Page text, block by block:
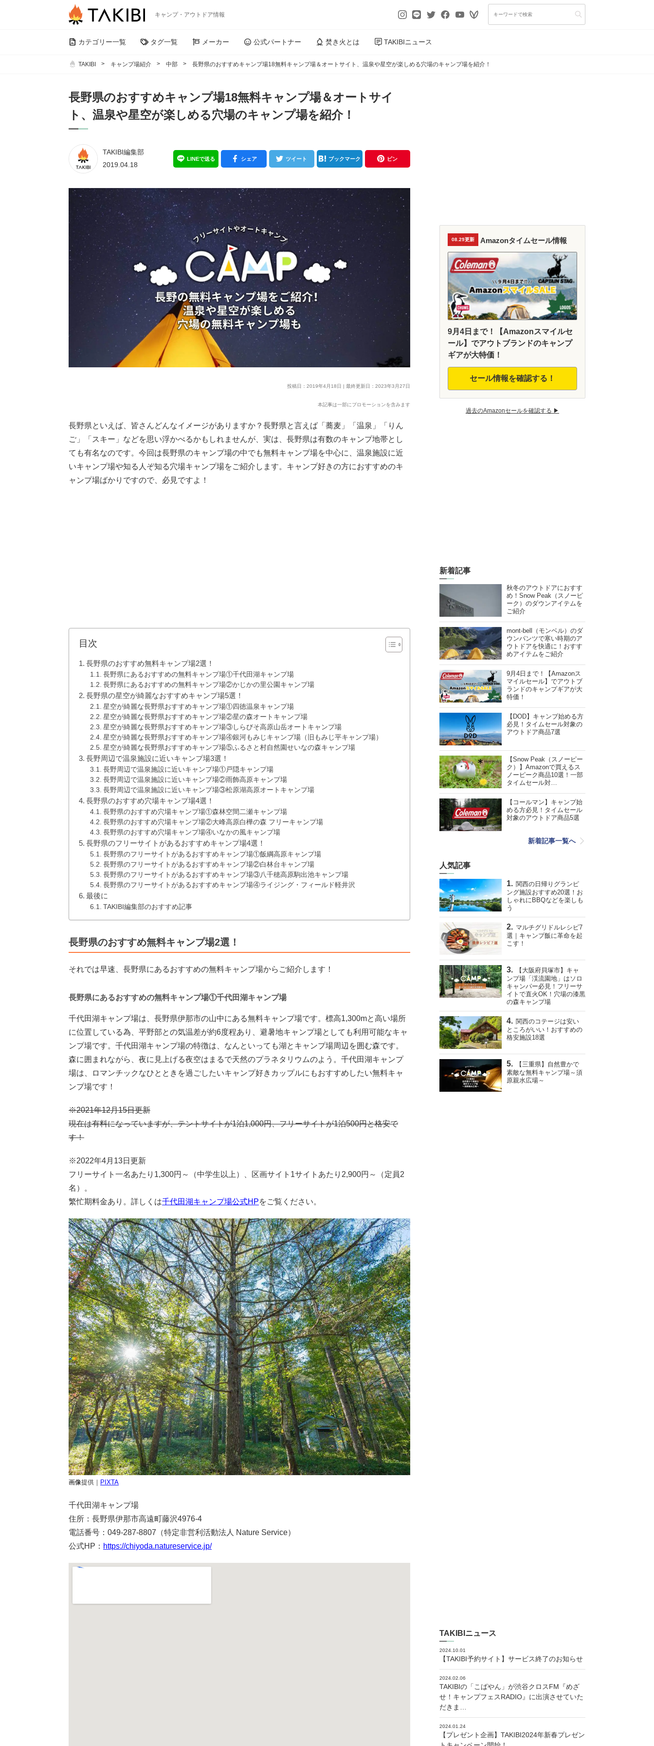
キャンプ・アウトドア情報
カテゴリー一覧 タグ一覧 メーカー 公式パートナー 焚き火とは TAKIBIニュース
TAKIBI キャンプ場紹介 中部 長野県のおすすめキャンプ場18無料キャンプ場＆オートサイト、温泉や星空が楽しめる穴場のキャンプ場を紹介！
長野県のおすすめキャンプ場18無料キャンプ場＆オートサイ
ト、温泉や星空が楽しめる穴場のキャンプ場を紹介！
TAKIBI編集部
2019.04.18
LINEで送る シェア ツイート ブックマーク ピン
投稿日：2019年4月18日 | 最終更新日：2023年3月27日
本記事は一部にプロモーションを含みます
長野県といえば、皆さんどんなイメージがありますか？長野県と言えば「蕎麦」「温泉」「りん
ご」「スキー」などを思い浮かべるかもしれませんが、実は、長野県は有数のキャンプ地帯とし
ても有名なのです。今回は長野県のキャンプ場の中でも無料キャンプ場を中心に、温泉施設に近
いキャンプ場や知る人ぞ知る穴場キャンプ場をご紹介します。キャンプ好きの方におすすめのキ
ャンプ場ばかりですので、必見ですよ！
目次
長野県のおすすめ無料キャンプ場2選！
長野県にあるおすすめの無料キャンプ場①千代田湖キャンプ場
長野県にあるおすすめの無料キャンプ場②かじかの里公園キャンプ場
長野県の星空が綺麗なおすすめキャンプ場5選！
星空が綺麗な長野県おすすめキャンプ場①四徳温泉キャンプ場
星空が綺麗な長野県おすすめキャンプ場②星の森オートキャンプ場
星空が綺麗な長野県おすすめキャンプ場③しらびそ高原山岳オートキャンプ場
星空が綺麗な長野県おすすめキャンプ場④銀河もみじキャンプ場（旧もみじ平キャンプ場）
星空が綺麗な長野県おすすめキャンプ場⑤ふるさと村自然園せいなの森キャンプ場
長野周辺で温泉施設に近いキャンプ場3選！
長野周辺で温泉施設に近いキャンプ場①戸隠キャンプ場
長野周辺で温泉施設に近いキャンプ場②雨飾高原キャンプ場
長野周辺で温泉施設に近いキャンプ場③松原湖高原オートキャンプ場
長野県のおすすめ穴場キャンプ場4選！
長野県のおすすめ穴場キャンプ場①森林空間二瀬キャンプ場
長野県のおすすめ穴場キャンプ場②大峰高原白樺の森 フリーキャンプ場
長野県のおすすめ穴場キャンプ場④いなかの風キャンプ場
長野県のフリーサイトがあるおすすめキャンプ場4選！
長野県のフリーサイトがあるおすすめキャンプ場①飯綱高原キャンプ場
長野県のフリーサイトがあるおすすめキャンプ場②白林台キャンプ場
長野県のフリーサイトがあるおすすめキャンプ場③八千穂高原駒出池キャンプ場
長野県のフリーサイトがあるおすすめキャンプ場④ライジング・フィールド軽井沢
最後に
TAKIBI編集部のおすすめ記事
長野県のおすすめ無料キャンプ場2選！
それでは早速、長野県にあるおすすめの無料キャンプ場からご紹介します！
長野県にあるおすすめの無料キャンプ場①千代田湖キャンプ場
千代田湖キャンプ場は、長野県伊那市の山中にある無料キャンプ場です。標高1,300mと高い場所
に位置している為、平野部との気温差が約6度程あり、避暑地キャンプ場としても利用可能なキャ
ンプ場です。千代田湖キャンプ場の特徴は、なんといっても湖とキャンプ場周辺を囲む森です。
森に囲まれながら、夜に見上げる夜空はまるで天然のプラネタリウムのよう。千代田湖キャンプ
場は、ロマンチックなひとときを過ごしたいキャンプ好きカップルにもおすすめしたい無料キャ
ンプ場です！
※2021年12月15日更新
現在は有料になっていますが、テントサイトが1泊1,000円、フリーサイトが1泊500円と格安で
す！
※2022年4月13日更新
フリーサイト一名あたり1,300円～（中学生以上）、区画サイト1サイトあたり2,900円～（定員2
名）。
繁忙期料金あり。詳しくは千代田湖キャンプ場公式HPをご覧ください。
画像提供｜ PIXTA
千代田湖キャンプ場
住所：長野県伊那市高遠町藤沢4976-4
電話番号：049-287-8807（特定非営利活動法人 Nature Service）
公式HP： https://chiyoda.natureservice.jp/
08.29更新 Amazonタイムセール情報
9月4日まで！【Amazonスマイルセ
ール】でアウトブランドのキャンプ
ギアが大特価！
セール情報を確認する！
過去のAmazonセールを確認する ▶︎
新着記事
秋冬のアウトドアにおすす
め！Snow Peak（スノーピ
ーク）のダウンアイテムを
ご紹介
mont-bell（モンベル）のダ
ウンパンツで寒い時期のア
ウトドアを快適に！おすす
めアイテムをご紹介
9月4日まで！【Amazonス
マイルセール】でアウトブ
ランドのキャンプギアが大
特価！
【DOD】キャンプ始める方
必見！タイムセール対象の
アウトドア商品7選
【Snow Peak（スノーピー
ク）】Amazonで買えるス
ノーピーク商品10選！一部
タイムセール対…
【コールマン】キャンプ始
める方必見！タイムセール
対象のアウトドア商品5選
新着記事一覧へ
人気記事
関西の日帰りグランピ
ング施設おすすめ20選！お
しゃれにBBQなどを楽しも
う
マルチグリドルレシピ7
選｜キャンプ飯に革命を起
こす！
【大阪府貝塚市】キャ
ンプ場「渓流園地」はソロ
キャンパー必見！フリーサ
イトで直火OK！穴場の漆黒
の森キャンプ場
関西のコテージは安い
ところがいい！おすすめの
格安施設18選
【三重県】自然豊かで
素敵な無料キャンプ場～須
原親水広場～
TAKIBIニュース
2024.10.01
【TAKIBI予約サイト】サービス終了のお知らせ
2024.02.06
TAKIBIの「こばやん」が渋谷クロスFM『めざ
せ！キャンプフェスRADIO』に出演させていた
だきま…
2024.01.24
【プレゼント企画】TAKIBI2024年新春プレゼン